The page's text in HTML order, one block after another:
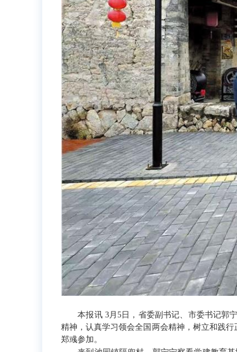
本报讯 3月5日，省委副书记、市委书记郭宁
精神，认真学习领会全国两会精神，树立和践
郑彧参加。